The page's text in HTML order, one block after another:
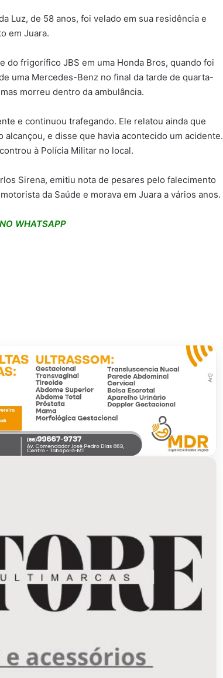
Luz, de 58 anos, foi velado em sua residência e
em Juara.
do frigorífico JBS em uma Honda Bros, quando foi
uma Mercedes-Benz no final da tarde de quarta-
morreu dentro da ambulância.
e continuou trafegando. Ele relatou ainda que
e disse que havia acontecido um acidente.
à Polícia Militar no local.
Sirena, emitiu nota de pesares pelo falecimento
da Saúde e morava em Juara a vários anos.
WHATSAPP